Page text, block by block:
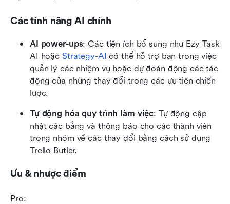
Các tính năng AI chính
AI power-ups: Các tiện ích bổ sung như Ezy Task
AI hoặc Strategy-AI có thể hỗ trợ bạn trong việc
quản lý các nhiệm vụ hoặc dự đoán động các tác
động của những thay đổi trong các ưu tiên chiến
lược.
Tự động hóa quy trình làm việc: Tự động cập
nhật các bảng và thông báo cho các thành viên
trong nhóm về các thay đổi bằng cách sử dụng
Trello Butler.
Ưu & nhược điểm
Pro: